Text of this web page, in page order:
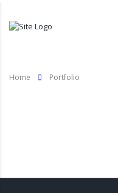
Home Portfolio